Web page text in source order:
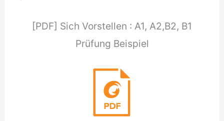
[PDF] Sich Vorstellen : A1, A2,B2, B1
Prüfung Beispiel